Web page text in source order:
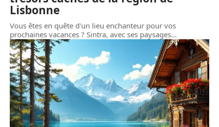
Lisbonne
Vous êtes en quête d'un lieu enchanteur pour vos
prochaines vacances ? Sintra, avec ses paysages…